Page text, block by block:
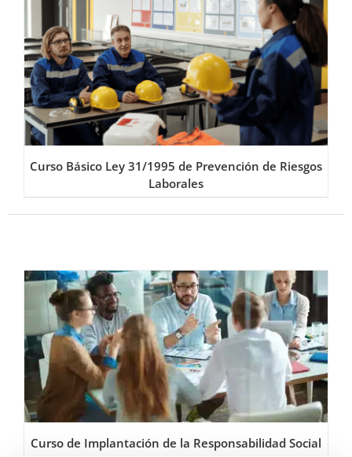
Curso Básico Ley 31/1995 de Prevención de Riesgos
Laborales
Curso de Implantación de la Responsabilidad Social